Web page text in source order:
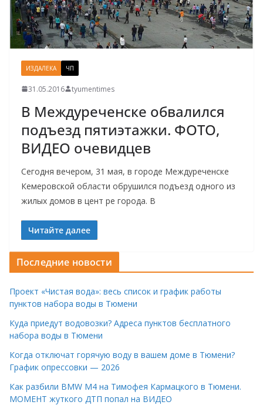
ИЗДАЛЕКА ЧП
31.05.2016 tyumentimes
В Междуреченске обвалился
подъезд пятиэтажки. ФОТО,
ВИДЕО очевидцев
Сегодня вечером, 31 мая, в городе Междуреченске
Кемеровской области обрушился подъезд одного из
жилых домов в цент ре города. В
Читайте далее
Последние новости
Проект «Чистая вода»: весь список и график работы
пунктов набора воды в Тюмени
Куда приедут водовозки? Адреса пунктов бесплатного
набора воды в Тюмени
Когда отключат горячую воду в вашем доме в Тюмени?
График опрессовки — 2026
Как разбили BMW M4 на Тимофея Кармацкого в Тюмени.
МОМЕНТ жуткого ДТП попал на ВИДЕО